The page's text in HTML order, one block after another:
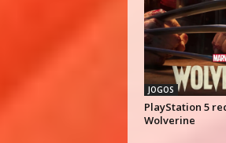
JOGOS
PlayStation 5
Wolverine